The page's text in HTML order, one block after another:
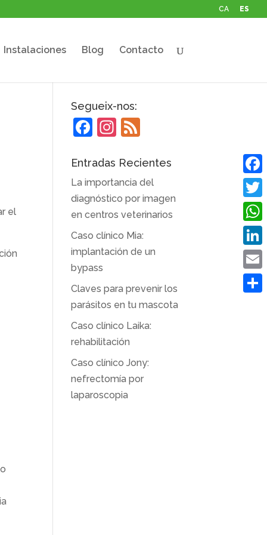
CA ES
Instalaciones Blog Contacto
el
Segueix-nos:
F
c
e
b
o
o
k
In
a
gr
a
m
e
d
Entradas Recientes
La importancia del
diagnóstico por imagen
en centros veterinarios
Caso clínico Mia:
implantación de un
bypass
Claves para prevenir los
parásitos en tu mascota
Caso clínico Laika:
rehabilitación
Caso clínico Jony:
nefrectomía por
laparoscopia
Email